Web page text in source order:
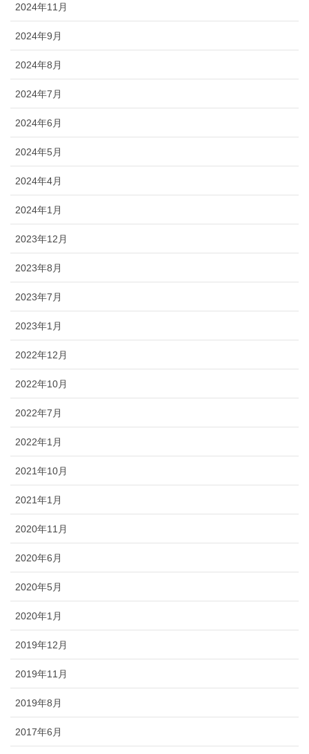
2024年11月
2024年9月
2024年8月
2024年7月
2024年6月
2024年5月
2024年4月
2024年1月
2023年12月
2023年8月
2023年7月
2023年1月
2022年12月
2022年10月
2022年7月
2022年1月
2021年10月
2021年1月
2020年11月
2020年6月
2020年5月
2020年1月
2019年12月
2019年11月
2019年8月
2017年6月